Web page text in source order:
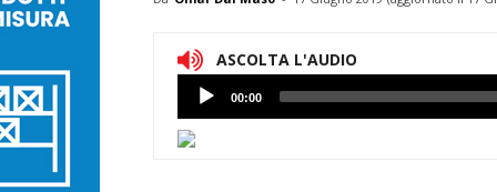
ASCOLTA L'AUDIO
Lettore
Audio
00:00